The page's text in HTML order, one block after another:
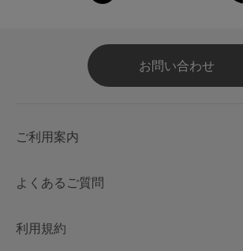
お問い合わせ
ご利用案内
よくあるご質問
利用規約